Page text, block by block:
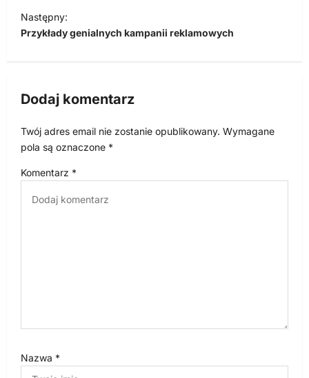
w
i
c
a
p
Następny:
Przykłady genialnych kampanii reklamowych
Dodaj komentarz
Twój adres email nie zostanie opublikowany. Wymagane
pola są oznaczone *
Komentarz *
Nazwa *